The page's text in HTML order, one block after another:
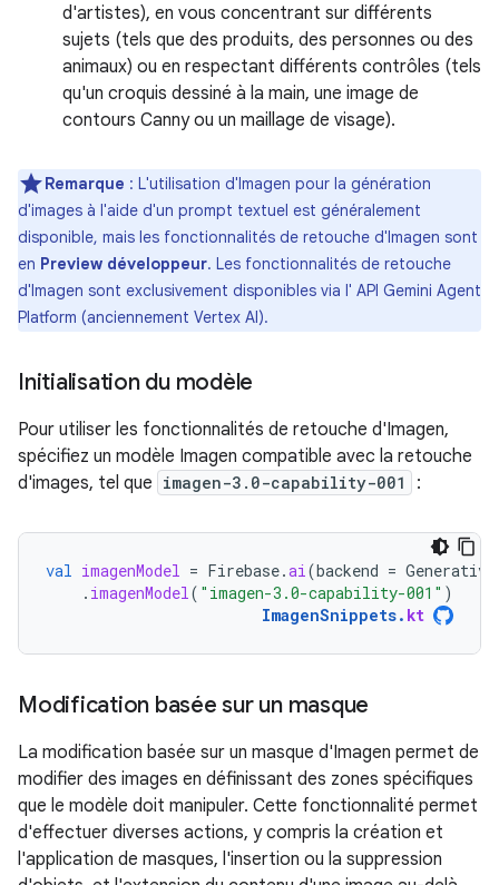
d'artistes), en vous concentrant sur différents
sujets (tels que des produits, des personnes ou des
animaux) ou en respectant différents contrôles (tels
qu'un croquis dessiné à la main, une image de
contours Canny ou un maillage de visage).
Remarque : L'utilisation d'Imagen pour la génération
d'images à l'aide d'un prompt textuel est généralement
disponible, mais les fonctionnalités de retouche d'Imagen sont
en Preview développeur. Les fonctionnalités de retouche
d'Imagen sont exclusivement disponibles via l' API Gemini Agent
Platform (anciennement Vertex AI).
Initialisation du modèle
Pour utiliser les fonctionnalités de retouche d'Imagen,
spécifiez un modèle Imagen compatible avec la retouche
d'images, tel que imagen-3.0-capability-001 :
val imagenModel = Firebase.ai(backend =
. imagenModel( "imagen-3.0-capability-001" )
ImagenSnippets. kt
Modification basée sur un masque
La modification basée sur un masque d'Imagen permet de
modifier des images en définissant des zones spécifiques
que le modèle doit manipuler. Cette fonctionnalité permet
d'effectuer diverses actions, y compris la création et
l'application de masques, l'insertion ou la suppression